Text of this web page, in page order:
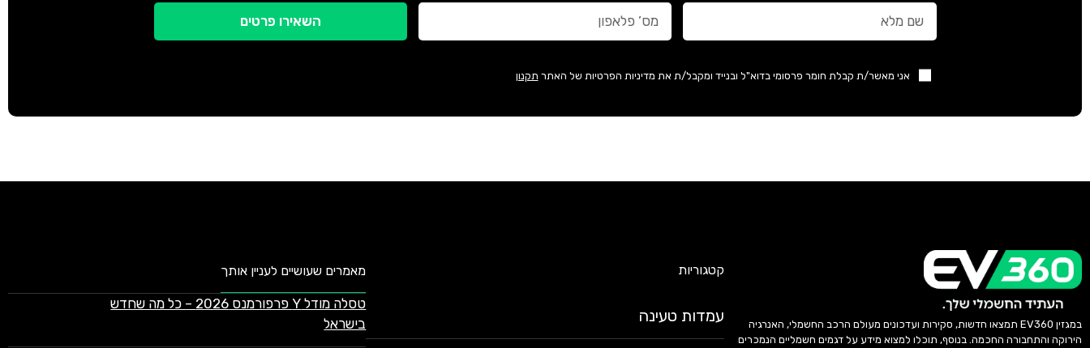
אני מאשר/ת קבלת חומר פרסומי בדוא"ל ובנייד ומקבל/ת את מדיניות הפרטיות של האתר תקנון
השאירו פרטים
במגזין EV360 תמצאו חדשות, סקירות ועדכונים מעולם הרכב החשמלי, האנרגיה
הירוקה והתחבורה החכמה. בנוסף, תוכלו למצוא מידע על דגמים חשמליים הנמכרים
קטגוריות
עמדות טעינה
מאמרים שעושיים לעניין אותך
טסלה מודל Y פרפורמנס 2026 – כל מה שחדש
בישראל